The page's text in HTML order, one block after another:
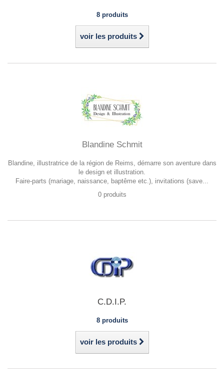
8 produits
voir les produits
Blandine Schmit
Blandine, illustratrice de la région de Reims, démarre son aventure dans
le design et illustration.
Faire-parts (mariage, naissance, baptême etc.), invitations (save...
0 produits
C.D.I.P.
8 produits
voir les produits